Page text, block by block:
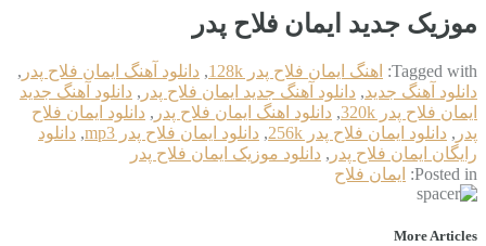
موزیک جدید ایمان فلاح پدر
Tagged with: اهنگ ایمان فلاح پدر 128k , دانلود آهنگ ایمان فلاح پدر ,
دانلود آهنگ جدید, دانلود آهنگ جدید ایمان فلاح پدر , دانلود آهنگ جدید
ایمان فلاح پدر 320k
, دانلود اهنگ ایمان فلاح پدر , دانلود ایمان فلاح
پدر , دانلود ایمان فلاح پدر 256k , دانلود ایمان فلاح پدر mp3 , دانلود
رایگان ایمان فلاح پدر , دانلود موزیک ایمان فلاح پدر
Posted in:
ایمان فلاح
More Articles